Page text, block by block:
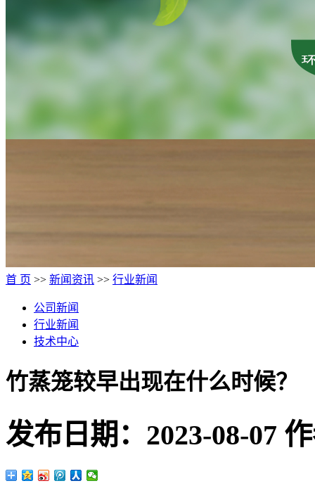
首 页 >> 新闻资讯 >> 行业新闻
公司新闻
行业新闻
技术中心
竹蒸笼较早出现在什么时候？
发布日期： 2023-08-07